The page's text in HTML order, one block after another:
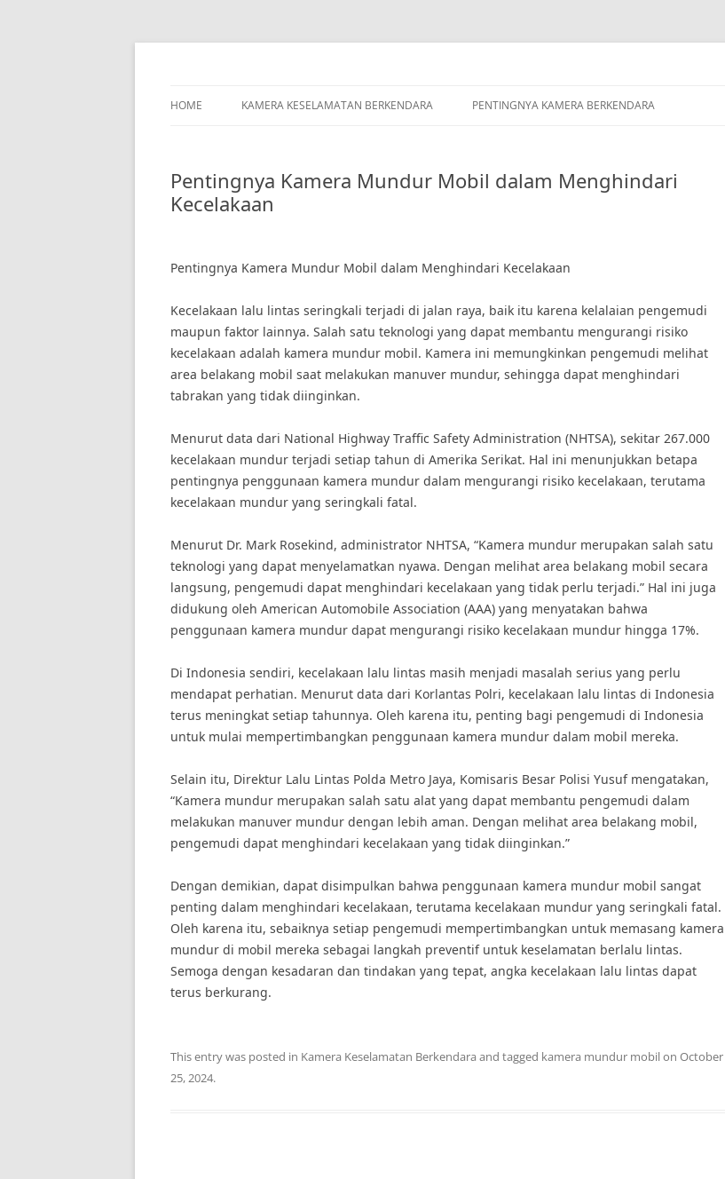
Skip
HOME KAMERA KESELAMATAN BERKENDARA PENTINGNYA KAMERA BERKENDARA
Pentingnya Kamera Mundur Mobil dalam Menghindari
Kecelakaan
Pentingnya Kamera Mundur Mobil dalam Menghindari Kecelakaan
Kecelakaan lalu lintas seringkali terjadi di jalan raya, baik itu karena kelalaian pengemudi
maupun faktor lainnya. Salah satu teknologi yang dapat membantu mengurangi risiko
kecelakaan adalah kamera mundur mobil. Kamera ini memungkinkan pengemudi melihat
area belakang mobil saat melakukan manuver mundur, sehingga dapat menghindari
tabrakan yang tidak diinginkan.
Menurut data dari National Highway Traffic Safety Administration (NHTSA), sekitar 267.000
kecelakaan mundur terjadi setiap tahun di Amerika Serikat. Hal ini menunjukkan betapa
pentingnya penggunaan kamera mundur dalam mengurangi risiko kecelakaan, terutama
kecelakaan mundur yang seringkali fatal.
Menurut Dr. Mark Rosekind, administrator NHTSA, “Kamera mundur merupakan salah satu
teknologi yang dapat menyelamatkan nyawa. Dengan melihat area belakang mobil secara
langsung, pengemudi dapat menghindari kecelakaan yang tidak perlu terjadi.” Hal ini juga
didukung oleh American Automobile Association (AAA) yang menyatakan bahwa
penggunaan kamera mundur dapat mengurangi risiko kecelakaan mundur hingga 17%.
Di Indonesia sendiri, kecelakaan lalu lintas masih menjadi masalah serius yang perlu
mendapat perhatian. Menurut data dari Korlantas Polri, kecelakaan lalu lintas di Indonesia
terus meningkat setiap tahunnya. Oleh karena itu, penting bagi pengemudi di Indonesia
untuk mulai mempertimbangkan penggunaan kamera mundur dalam mobil mereka.
Selain itu, Direktur Lalu Lintas Polda Metro Jaya, Komisaris Besar Polisi Yusuf mengatakan,
“Kamera mundur merupakan salah satu alat yang dapat membantu pengemudi dalam
melakukan manuver mundur dengan lebih aman. Dengan melihat area belakang mobil,
pengemudi dapat menghindari kecelakaan yang tidak diinginkan.”
Dengan demikian, dapat disimpulkan bahwa penggunaan kamera mundur mobil sangat
penting dalam menghindari kecelakaan, terutama kecelakaan mundur yang seringkali fatal.
Oleh karena itu, sebaiknya setiap pengemudi mempertimbangkan untuk memasang kamera
mundur di mobil mereka sebagai langkah preventif untuk keselamatan berlalu lintas.
Semoga dengan kesadaran dan tindakan yang tepat, angka kecelakaan lalu lintas dapat
terus berkurang.
This entry was posted in Kamera Keselamatan Berkendara and tagged kamera mundur mobilon October
25, 2024.